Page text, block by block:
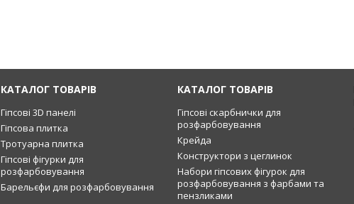
КАТАЛОГ ТОВАРІВ
Гіпсові 3D панелі
Гіпсова плитка
Тротуарна плитка
Гіпсові фігурки для
розфарбовування
Барельєфи для розфарбовування
КАТАЛОГ ТОВАРІВ
Гіпсові скарбнички для
розфарбовування
Крейда
Конструктори з цеглинок
Набори гіпсових фігурок для
розфарбовування з фарбами та
пензликами